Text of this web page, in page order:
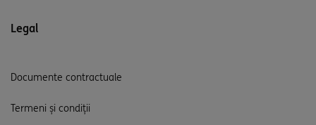
Legal
Documente contractuale
Termeni și condiții